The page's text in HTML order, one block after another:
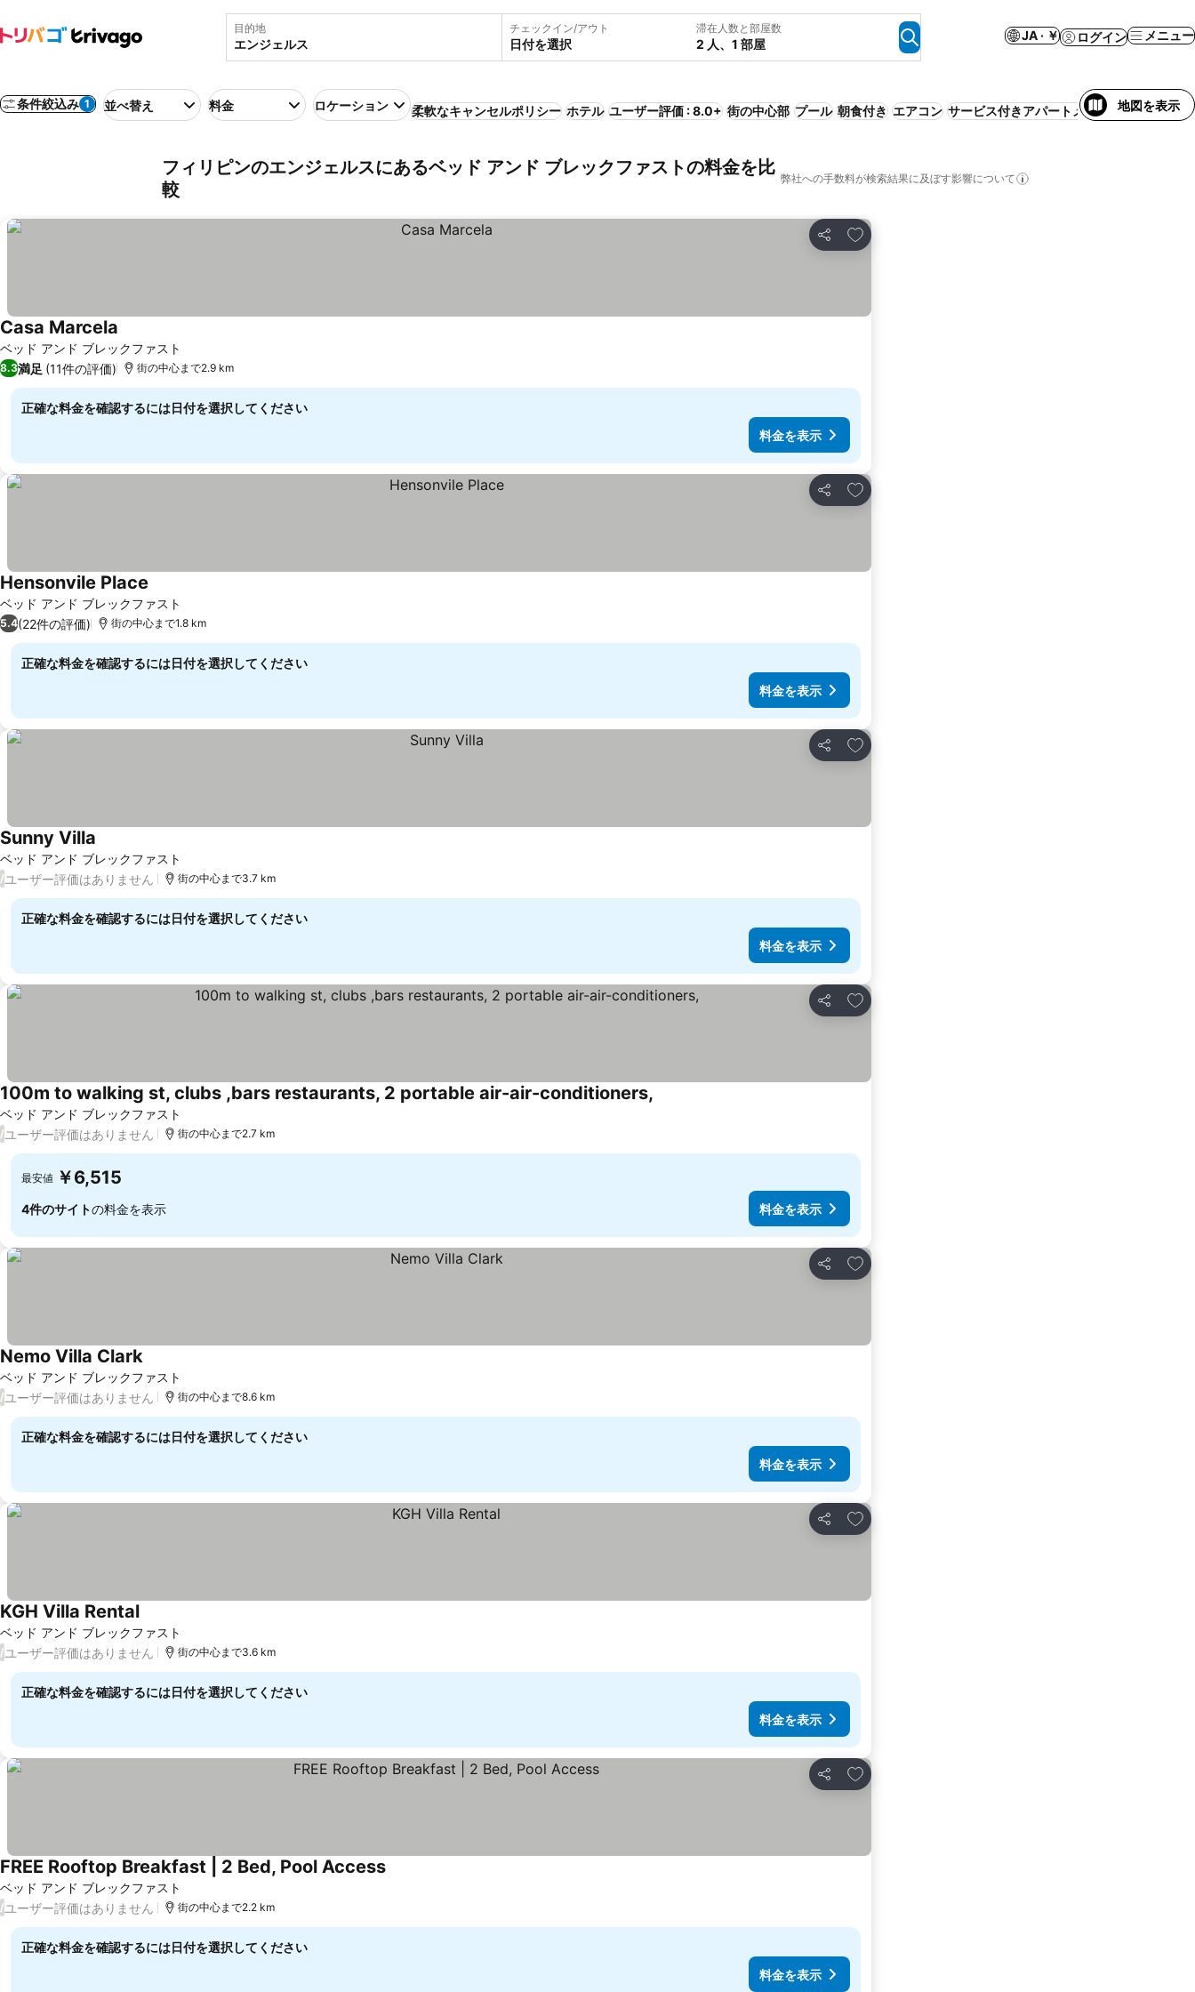
目的地 チェックイン/アウト
日付を選択
滞在人数と部屋数
2 人、1 部屋
JA · ￥ ログイン メニュー
条件絞込み 1 並べ替え 料金 ロケーション 柔軟なキャンセルポリシー ホテル ユーザー評価 : 8.0+ 街の中心部 プール 朝食付き エアコン サービス付きアパートメント リゾート
地図を表示
フィリピンのエンジェルスにあるベッド アンド ブレックファストの料金を比
較
弊社への手数料が検索結果に及ぼす影響について
シェア
お気に入りに追加
ベッド アンド ブレックファスト
Casa Marcela
8.3満足 (11件の評価) 街の中心まで2.9 km
正確な料金を確認するには日付を選択してください
料金を表示
シェア
お気に入りに追加
ベッド アンド ブレックファスト
Hensonvile Place
5.4(22件の評価) 街の中心まで1.8 km
正確な料金を確認するには日付を選択してください
料金を表示
シェア
お気に入りに追加
ベッド アンド ブレックファスト
Sunny Villa
/ユーザー評価はありません 街の中心まで3.7 km
正確な料金を確認するには日付を選択してください
料金を表示
シェア
お気に入りに追加
ベッド アンド ブレックファスト
100m to walking st, clubs ,bars restaurants, 2 portable air-air-conditioners,
/ユーザー評価はありません 街の中心まで2.7 km
最安値 ￥6,515
4件のサイトの料金を表示 料金を表示
シェア
お気に入りに追加
ベッド アンド ブレックファスト
Nemo Villa Clark
/ユーザー評価はありません 街の中心まで8.6 km
正確な料金を確認するには日付を選択してください
料金を表示
シェア
お気に入りに追加
ベッド アンド ブレックファスト
KGH Villa Rental
/ユーザー評価はありません 街の中心まで3.6 km
正確な料金を確認するには日付を選択してください
料金を表示
シェア
お気に入りに追加
ベッド アンド ブレックファスト
FREE Rooftop Breakfast | 2 Bed, Pool Access
/ユーザー評価はありません 街の中心まで2.2 km
正確な料金を確認するには日付を選択してください
料金を表示